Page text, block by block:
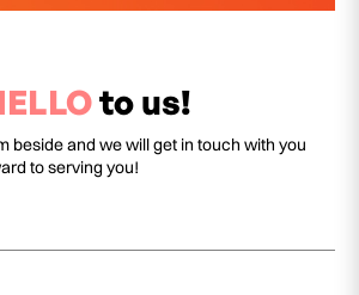
to us!
beside and we will get in touch with you
to serving you!